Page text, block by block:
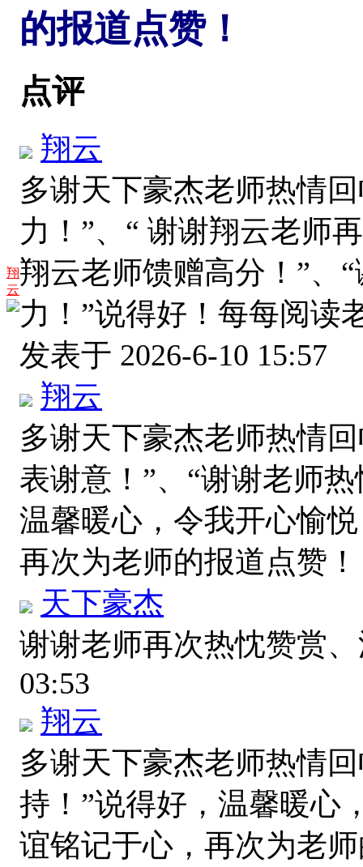
翔
云
的报道点赞！
点评
翔云
多谢天下豪杰老师热情
力！”、“ 谢谢翔云老师
翔云老师馈赠高分！”、
力！”说得好！每每阅
发表于 2026-6-10 15:57
翔云
多谢天下豪杰老师热情
表谢意！”、“谢谢老师
温馨暖心，令我开心愉
再次为老师的报道点赞
天下豪杰
谢谢老师再次热忱赞赏
03:53
翔云
多谢天下豪杰老师热情
持！”说得好，温馨暖心
谊铭记于心，再次为老